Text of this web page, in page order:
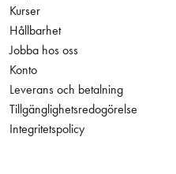
Kurser
Hållbarhet
Jobba hos oss
Konto
Leverans och betalning
Tillgänglighetsredogörelse
Integritetspolicy